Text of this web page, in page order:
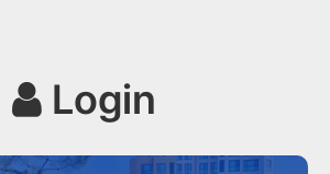
Login